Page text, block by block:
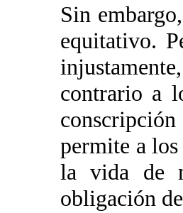
Sin
equitativo.
contrario a
permite a
la vida de
obligación